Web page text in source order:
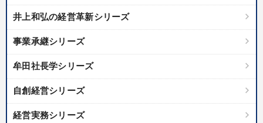
井上和弘の経営革新シリーズ
事業承継シリーズ
牟田社長学シリーズ
自創経営シリーズ
経営実務シリーズ